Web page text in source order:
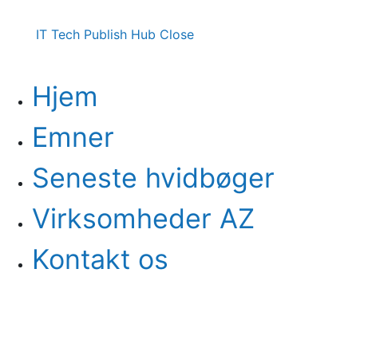
IT Tech Publish Hub Close
Hjem
Emner
Seneste hvidbøger
Virksomheder AZ
Kontakt os